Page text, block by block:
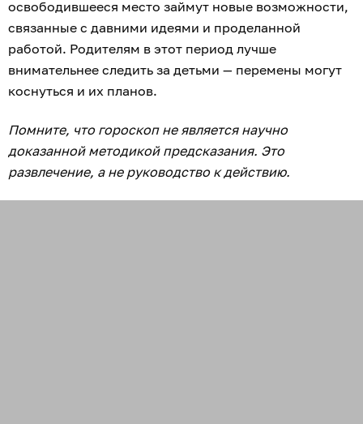
освободившееся место займут новые возможности,
связанные с давними идеями и проделанной
работой. Родителям в этот период лучше
внимательнее следить за детьми — перемены могут
коснуться и их планов.
Помните, что гороскоп не является научно
доказанной методикой предсказания. Это
развлечение, а не руководство к действию.